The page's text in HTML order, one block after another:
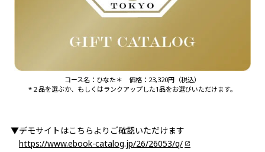
コース名：ひなた＊ 価格：23,320円（税込）
*２品を選ぶか、もしくはランクアップした1品をお選びいただけます。
▼デモサイトはこちらよりご確認いただけます
https://www.ebook-catalog.jp/26/26053/q/